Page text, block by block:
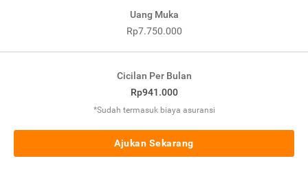
Uang Muka
Rp7.750.000
Cicilan Per Bulan
Rp941.000
*Sudah termasuk biaya asuransi
Ajukan Sekarang